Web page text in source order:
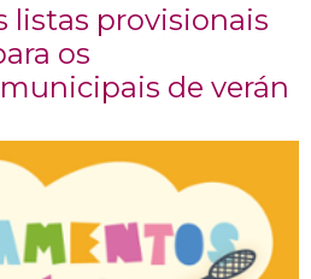
listas provisionais
os
de verán